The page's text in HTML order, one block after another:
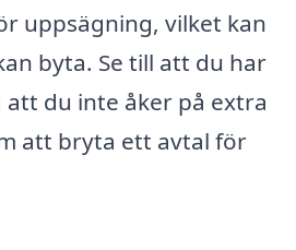
uppsägning, vilket kan
byta. Se till att du har
att du inte åker på extra
att bryta ett avtal för